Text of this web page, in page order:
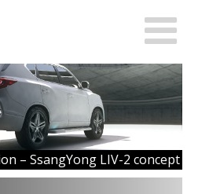
– SsangYong LIV-2 concept